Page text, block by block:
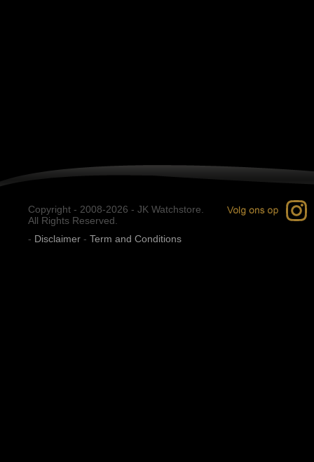
Copyright - 2008-2026 - JK Watchstore.
All Rights Reserved.
- Disclaimer - Term and Conditions